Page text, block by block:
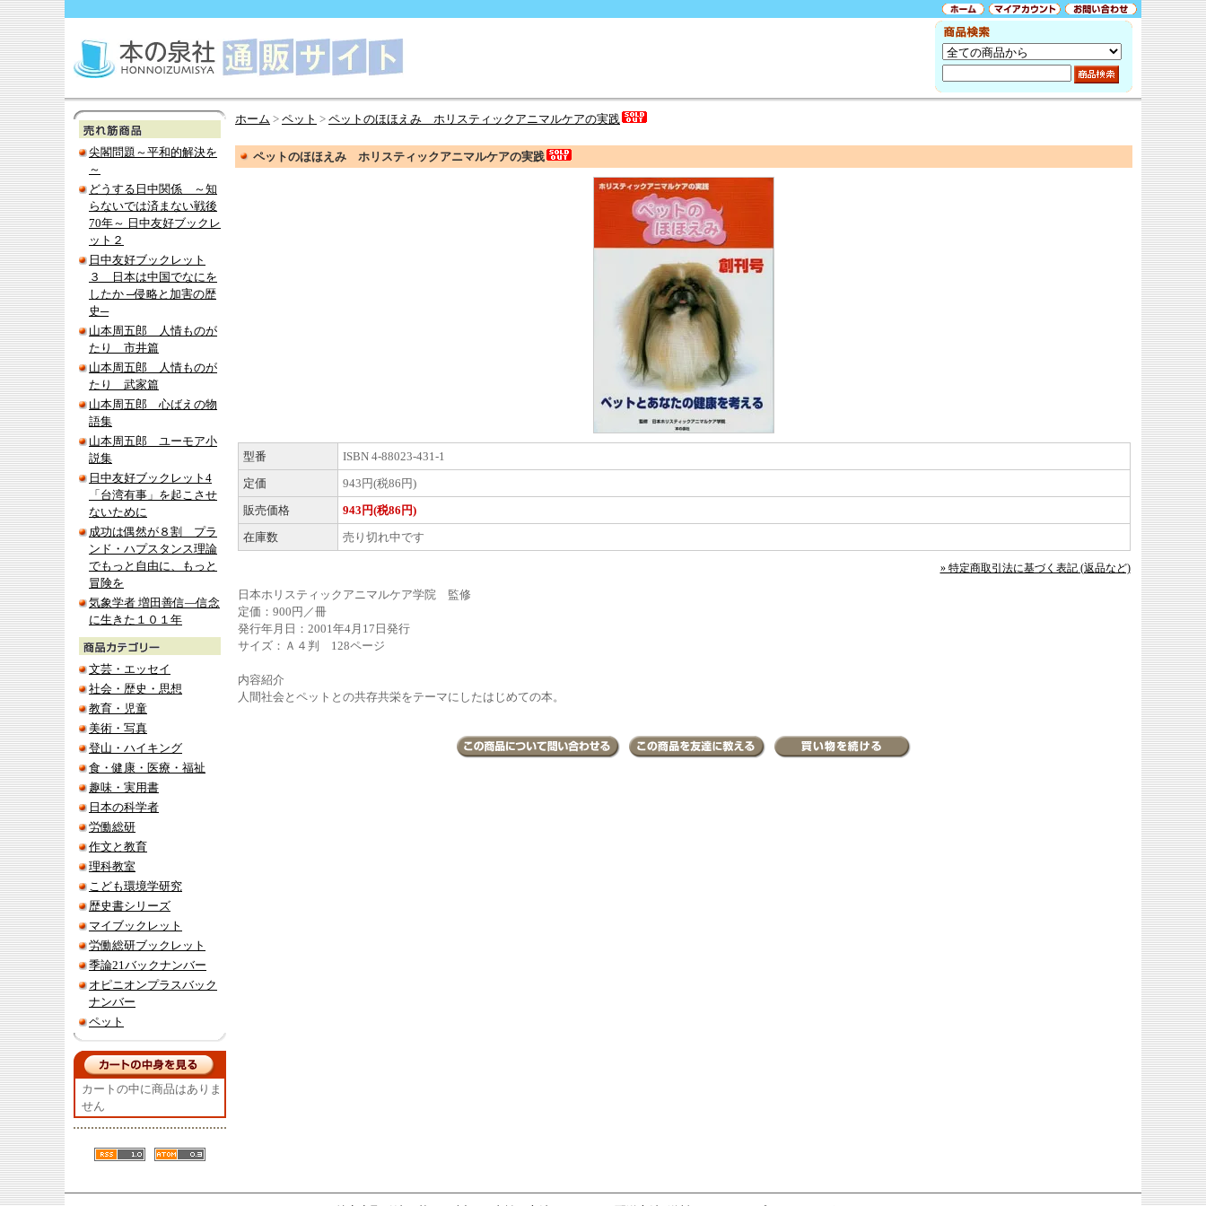
尖閣問題～平和的解決を
～
どうする日中関係 ～知
らないでは済まない戦後
70年～ 日中友好ブックレ
ット２
日中友好ブックレット
３ 日本は中国でなにを
したか ─侵略と加害の歴
史─
山本周五郎 人情ものが
たり 市井篇
山本周五郎 人情ものが
たり 武家篇
山本周五郎 心ばえの物
語集
山本周五郎 ユーモア小
説集
日中友好ブックレット4
「台湾有事」を起こさせ
ないために
成功は偶然が８割 プラ
ンド・ハプスタンス理論
でもっと自由に、もっと
冒険を
気象学者 増田善信―信念
に生きた１０１年
文芸・エッセイ
社会・歴史・思想
教育・児童
美術・写真
登山・ハイキング
食・健康・医療・福祉
趣味・実用書
日本の科学者
労働総研
作文と教育
理科教室
こども環境学研究
歴史書シリーズ
マイブックレット
労働総研ブックレット
季論21バックナンバー
オピニオンプラスバック
ナンバー
ペット
カートの中に商品はありま
せん
ホーム > ペット > ペットのほほえみ ホリスティックアニマルケアの実践
ペットのほほえみ ホリスティックアニマルケアの実践
型番
ISBN 4-88023-431-1
定価
943円(税86円)
販売価格
943円(税86円)
在庫数
売り切れ中です
» 特定商取引法に基づく表記 (返品など)
日本ホリスティックアニマルケア学院 監修
定価：900円／冊
発行年月日：2001年4月17日発行
サイズ：Ａ４判 128ページ
内容紹介
人間社会とペットとの共存共栄をテーマにしたはじめての本。